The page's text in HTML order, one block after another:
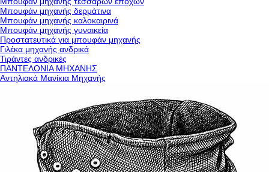
Μπουφάν μηχανής δερμάτινα
Μπουφάν μηχανής καλοκαιρινά
Μπουφάν μηχανής γυναικεία
Προστατευτικά για μπουφάν μηχανής
Γιλέκα μηχανής ανδρικά
Τιράντες ανδρικές
ΠΑΝΤΕΛΟΝΙΑ ΜΗΧΑΝΗΣ
Αντηλιακά Μανίκια Μηχανής